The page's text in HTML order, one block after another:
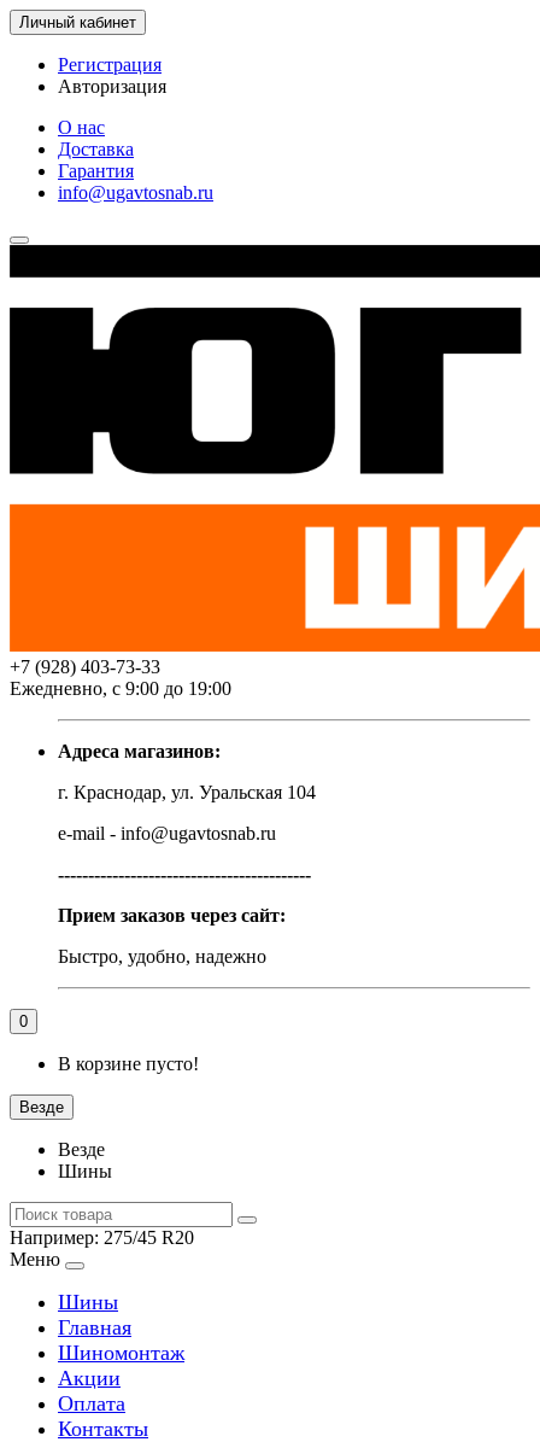
Личный кабинет
Регистрация
Авторизация
О нас
Доставка
Гарантия
info@ugavtosnab.ru
+7 (928) 403-73-33
Ежедневно, с 9:00 до 19:00
Адреса магазинов:
г. Краснодар, ул. Уральская 104
e-mail - info@ugavtosnab.ru
------------------------------------------
Прием заказов через сайт:
Быстро, удобно, надежно
0
В корзине пусто!
Везде
Везде
Шины
Например: 275/45 R20
Меню
Шины
Главная
Шиномонтаж
Акции
Оплата
Контакты